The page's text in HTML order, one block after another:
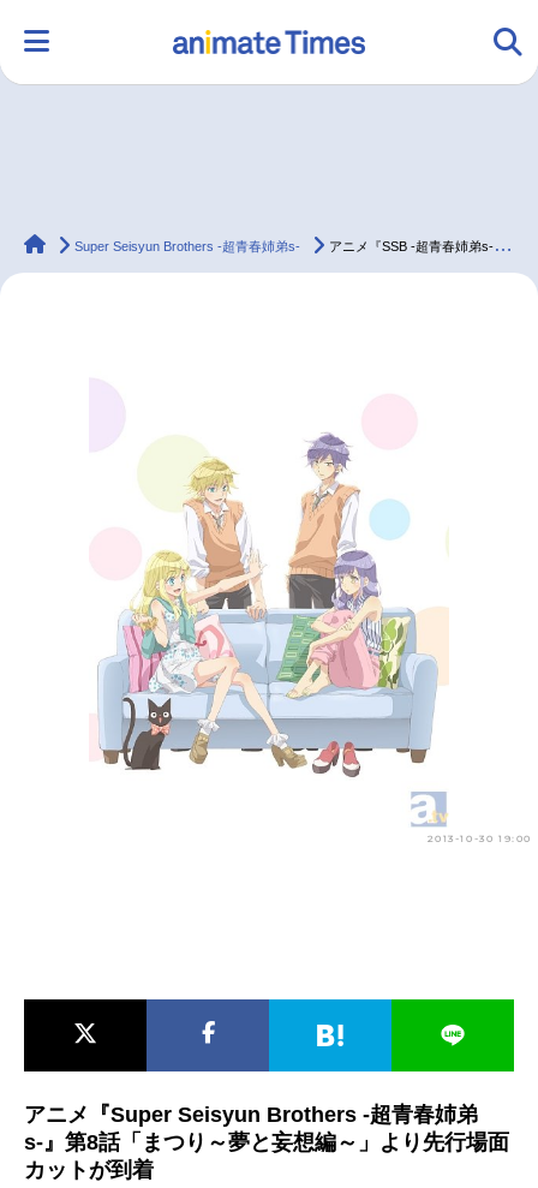
ラジオ みんなの声 グッズ 映画
声優記事一覧
実写化映画一覧
今期アニメ曜日別一覧
夏アニメ
animateTimes
Super Seisyun Brothers -超青春姉弟s- アニメ『SSB -超青春姉弟s-』第8話より先行場面カットが到着
2013-10-30 19:00
アニメ『Super Seisyun Brothers -超青春姉弟
s-』第8話「まつり～夢と妄想編～」より先行場面
カットが到着